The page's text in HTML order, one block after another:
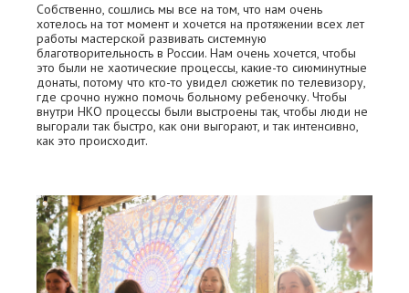
Собственно, сошлись мы все на том, что нам очень
хотелось на тот момент и хочется на протяжении всех лет
работы мастерской развивать системную
благотворительность в России. Нам очень хочется, чтобы
это были не хаотические процессы, какие-то сиюминутные
донаты, потому что кто-то увидел сюжетик по телевизору,
где срочно нужно помочь больному ребеночку. Чтобы
внутри НКО процессы были выстроены так, чтобы люди не
выгорали так быстро, как они выгорают, и так интенсивно,
как это происходит.